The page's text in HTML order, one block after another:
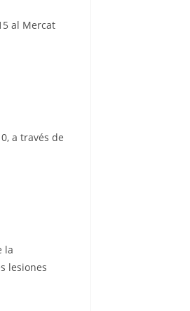
al Mercat
a través de
la
lesiones